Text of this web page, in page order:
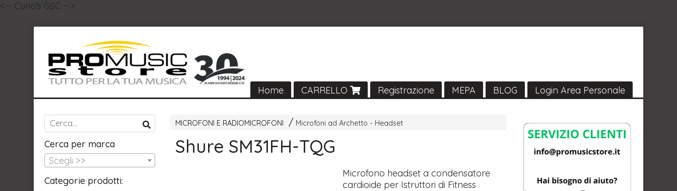
<-- Curio's GSC -->
Home CARRELLO Registrazione MEPA BLOG Login Area Personale
MICROFONI E RADIOMICROFONI Microfoni ad Archetto - Headset
Shure SM31FH-TQG
Microfono headset a condensatore
cardioide per Istruttori di Fitness
Cerca per marca
Scegli >>
Categorie prodotti: